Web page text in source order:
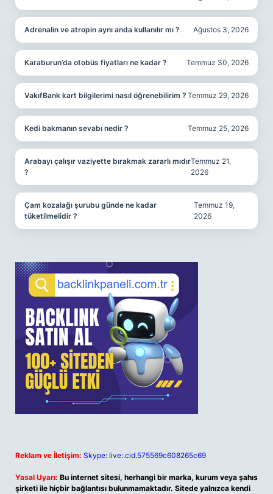
Adrenalin ve atropin aynı anda kullanılır mı ? Ağustos 3, 2026
Karaburun’da otobüs fiyatları ne kadar ? Temmuz 30, 2026
VakıfBank kart bilgilerimi nasıl öğrenebilirim ? Temmuz 29, 2026
Kedi bakmanın sevabı nedir ? Temmuz 25, 2026
Arabayı çalışır vaziyette bırakmak zararlı mıdır
?
Temmuz 21,
2026
Çam kozalağı şurubu günde ne kadar
tüketilmelidir ?
Temmuz 19,
2026
Reklam ve İletişim: Skype: live:.cid.575569c608265c69
Yasal Uyarı: Bu internet sitesi, herhangi bir marka, kurum veya şahıs
şirketi ile hiçbir bağlantısı bulunmamaktadır. Sitede yalnızca kendi